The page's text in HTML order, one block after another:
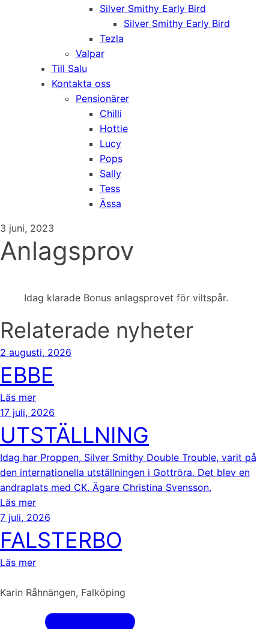
Silver Smithy Early Bird
Silver Smithy Early Bird
Tezla
Valpar
Till Salu
Kontakta oss
Pensionärer
Chilli
Hottie
Lucy
Pops
Sally
Tess
Ässa
3 juni, 2023
Anlagsprov
Idag klarade Bonus anlagsprovet för viltspår.
Relaterade nyheter
2 augusti, 2026
EBBE
Läs mer
17 juli, 2026
UTSTÄLLNING
Idag har Proppen, Silver Smithy Double Trouble, varit på
den internationella utställningen i Gottröra. Det blev en
andraplats med CK. Ägare Christina Svensson.
Läs mer
7 juli, 2026
FALSTERBO
Läs mer
Karin Råhnängen, Falköping